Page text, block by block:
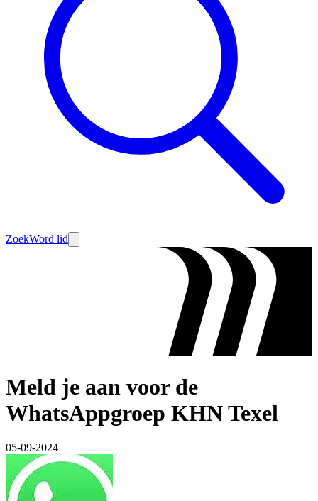
ZoekWord lid
Meld je aan voor de
WhatsAppgroep KHN Texel
05-09-2024